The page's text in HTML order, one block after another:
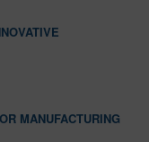
MANUFACTURING